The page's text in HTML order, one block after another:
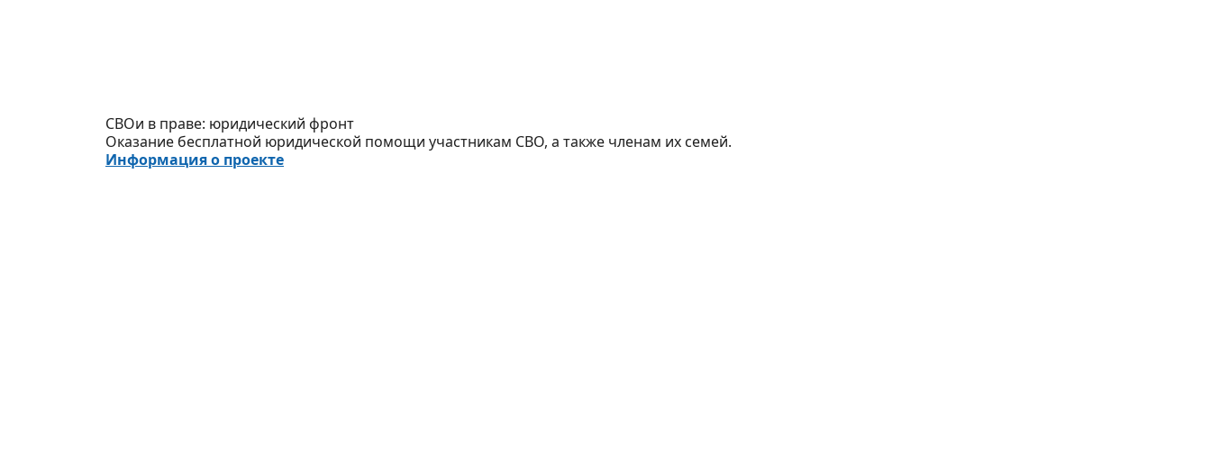
СВОи в праве: юридический фронт
Оказание бесплатной юридической помощи участникам СВО, а также членам их семей.
Информация о проекте